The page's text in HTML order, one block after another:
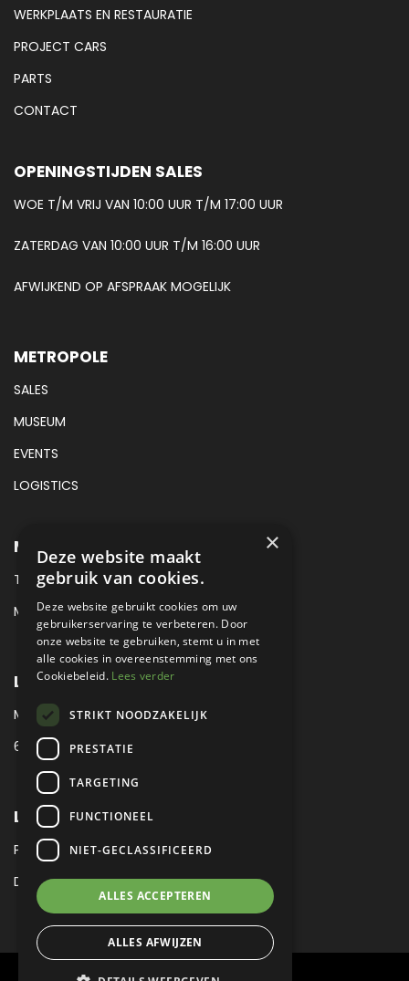
WERKPLAATS EN RESTAURATIE
PROJECT CARS
PARTS
CONTACT
OPENINGSTIJDEN SALES
WOE T/M VRIJ VAN 10:00 UUR T/M 17:00 UUR
ZATERDAG VAN 10:00 UUR T/M 16:00 UUR
AFWIJKEND OP AFSPRAAK MOGELIJK
METROPOLE
SALES
MUSEUM
EVENTS
LOGISTICS
METROPOLE SALES CONTACT
TEL:+31 (0) 88 425 94 00
MAIL:SALES@METROPOLE.NL
LOCATIE
MEUBELLAAN 1 / VIA ENZO FERRARI
6651 KV DRUTEN / THE NETHERLANDS
LEGAL
PRIVACY VERKLARING
DISCLAIMER|SITEMAP
×
Deze website maakt
gebruik van cookies.
Deze website gebruikt cookies om uw
gebruikerservaring te verbeteren. Door
onze website te gebruiken, stemt u in met
alle cookies in overeenstemming met ons
Cookiebeleid. Lees verder
STRIKT NOODZAKELIJK
PRESTATIE
TARGETING
FUNCTIONEEL
NIET-GECLASSIFICEERD
ALLES ACCEPTEREN
ALLES AFWIJZEN